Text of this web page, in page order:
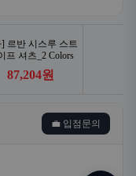
💼 입점문의